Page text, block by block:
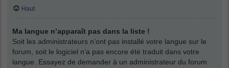
Haut
Ma langue n’apparaît pas dans la liste !
Soit les administrateurs n’ont pas installé votre langue sur le
forum, soit le logiciel n’a pas encore été traduit dans votre
langue. Essayez de demander à un administrateur du forum